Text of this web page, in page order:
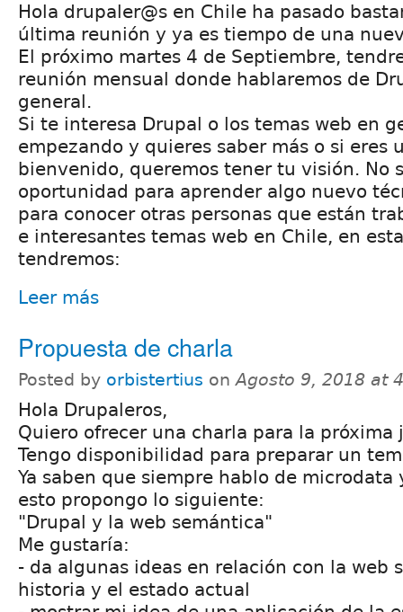
Hola drupaler@s en Chile ha pasado
última reunión y ya es tiempo de una
El próximo martes 4 de Septiembre,
reunión mensual donde hablaremos de
general.
Si te interesa Drupal o los temas web en
empezando y quieres saber más o si eres
bienvenido, queremos tener tu visión. No
oportunidad para aprender algo nuevo
para conocer otras personas que están
e interesantes temas web en Chile, en
tendremos:
Leer más
Propuesta de charla
Posted by orbistertius onAgosto 9, 2018 at
Hola Drupaleros,
Quiero ofrecer una charla para la próxima
Tengo disponibilidad para preparar un
Ya saben que siempre hablo de microdata
esto propongo lo siguiente:
"Drupal y la web semántica"
Me gustaría:
- da algunas ideas en relación con la web
historia y el estado actual